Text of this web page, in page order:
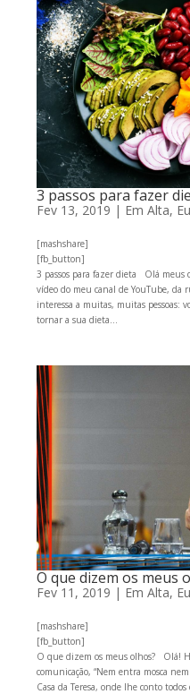
3 passos para fazer
Fev 13, 2019 | Em Alta,
[mashshare]
[fb_button]
3 passos para fazer dieta Olá meus
vídeo do meu canal de YouTube, da
interessa a muitas, muitas pessoas:
tornar a sua dieta...
O que dizem os meus
Fev 11, 2019 | Em Alta,
[mashshare]
[fb_button]
O que dizem os meus olhos? Olá!
comunicação, “Nem entra mosca
Casa da Teresa, onde lhe conto